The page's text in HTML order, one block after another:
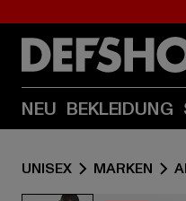
NEU BEKLEIDUNG
UNISEX MARKEN